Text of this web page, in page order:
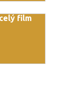
film